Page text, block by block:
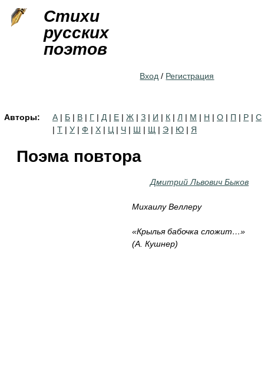
Стихи
русских
поэтов
Вход / Регистрация
Авторы: А | Б | В | Г | Д | Е | Ж | З | И | К | Л | М | Н | О | П | Р | С
| Т | У | Ф | Х | Ц | Ч | Ш | Щ | Э | Ю | Я
Поэма повтора
Дмитрий Львович Быков
Михаилу Веллеру
«Крылья бабочка сложит…»
(А. Кушнер)